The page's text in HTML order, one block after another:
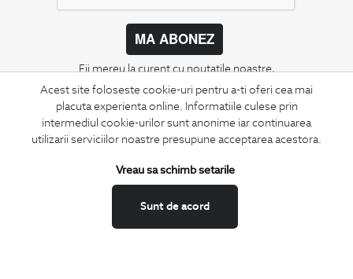
Acest site foloseste cookie-uri pentru a-ti oferi cea mai
placuta experienta online. Informatiile culese prin
intermediul cookie-urilor sunt anonime iar continuarea
utilizarii serviciilor noastre presupune acceptarea acestora.
Sunt de acord
Vreau sa schimb setarile
MA ABONEZ
Fii mereu la curent cu noutatile noastre,
oferte speciale si trenduri in moda masculina.
CONCIERGE
Termeni si conditii
Schimburi si retur
Securitatea datelor
Feedback site
ANPC